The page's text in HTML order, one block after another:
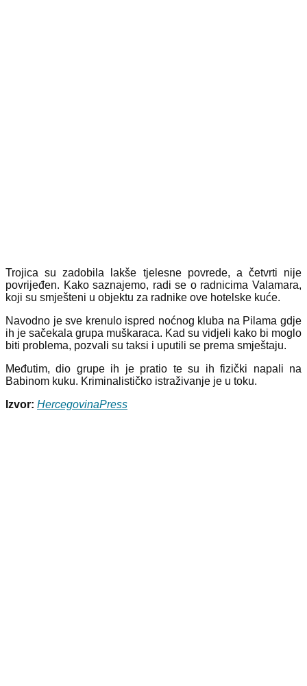
Trojica su zadobila lakše tjelesne povrede, a četvrti nije
povrijeđen. Kako saznajemo, radi se o radnicima Valamara,
koji su smješteni u objektu za radnike ove hotelske kuće.
Navodno je sve krenulo ispred noćnog kluba na Pilama gdje
ih je sačekala grupa muškaraca. Kad su vidjeli kako bi moglo
biti problema, pozvali su taksi i uputili se prema smještaju.
Međutim, dio grupe ih je pratio te su ih fizički napali na
Babinom kuku. Kriminalističko istraživanje je u toku.
Izvor: HercegovinaPress